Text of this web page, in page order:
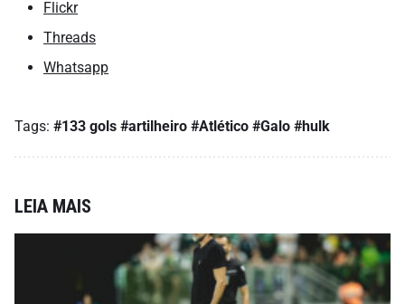
Flickr
Threads
Whatsapp
Tags: #133 gols #artilheiro #Atlético #Galo #hulk
LEIA MAIS